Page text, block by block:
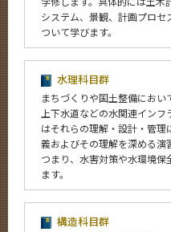
システム、景観、計画プロセ
ついて学びます。
水理科目群
まちづくりや国土整備にお
上下水道などの水関連イン
はそれらの理解・設計・管
義およびその理解を深める演
つまり、水害対策や水環境
ます。
構造科目群